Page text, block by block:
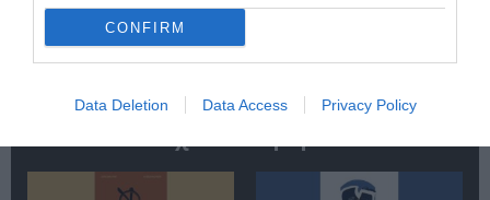
CONFIRM
Data Deletion Data Access Privacy Policy
Ακολουθήστε το Culturenow.gr